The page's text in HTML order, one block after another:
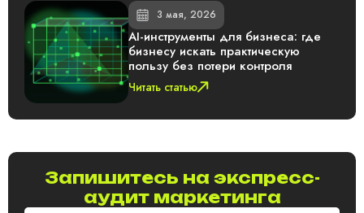
3 мая, 2026
AI-инструменты для бизнеса: где
бизнесу искать практическую
пользу без потери контроля
Читать статью
Запишитесь на экспресс-
аудит маркетинга